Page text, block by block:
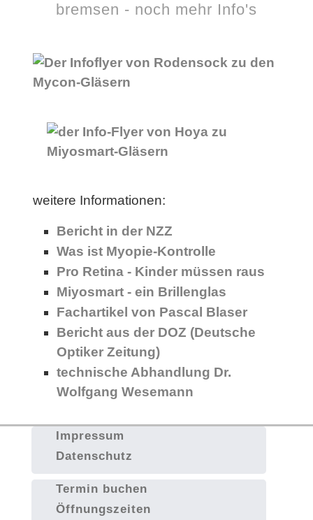
bremsen - noch mehr Info's
weitere Informationen:
Bericht in der NZZ
Was ist Myopie-Kontrolle
Pro Retina - Kinder müssen raus
Miyosmart - ein Brillenglas
Fachartikel von Pascal Blaser
Bericht aus der DOZ (Deutsche
Optiker Zeitung)
technische Abhandlung Dr.
Wolfgang Wesemann
Impressum
Datenschutz
Termin buchen
Öffnungszeiten